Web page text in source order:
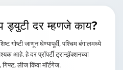
ड्युटी दर म्हणजे काय?
गोष्टी जाणून घेण्यापूर्वी, पश्चिम बंगालमध्ये
आहे. हे दर प्रॉपर्टी ट्रान्झॅक्शनच्या
लीज किंवा मॉर्टगेज.